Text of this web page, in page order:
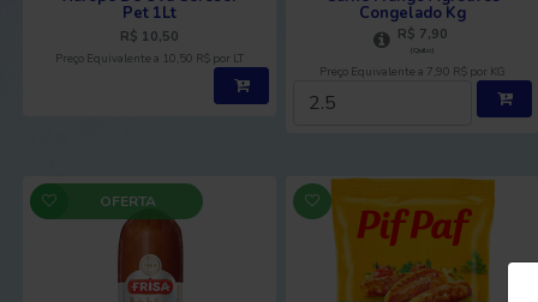
Pet 1Lt
R$ 10,50
Preço Equivalente a 10,50 R$ por LT
Congelado Kg
R$ 7,90
(Quilo)
Preço Equivalente a 7,90 R$ por KG
OFERTA